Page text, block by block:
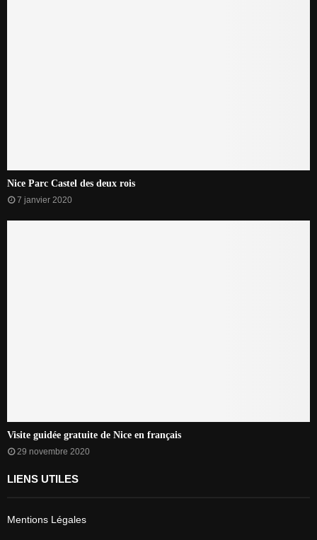
Nice Parc Castel des deux rois
7 janvier 2020
Visite guidée gratuite de Nice en français
29 novembre 2020
LIENS UTILES
Mentions Légales